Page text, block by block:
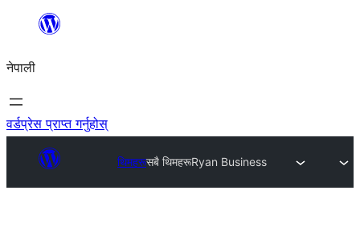
सामग्रीमा
नेपाली
वर्डप्रेस प्राप्त गर्नुहोस्
थिमहरूसबै थिमहरूRyan Business